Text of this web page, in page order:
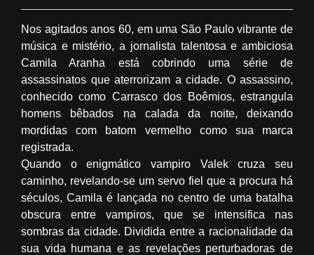
Nos agitados anos 60, em uma São Paulo vibrante de
música e mistério, a jornalista talentosa e ambiciosa
Camila Aranha está cobrindo uma série de
assassinatos que aterrorizam a cidade. O assassino,
conhecido como Carrasco dos Boêmios, estrangula
homens bêbados na calada da noite, deixando
mordidas com batom vermelho como sua marca
registrada.
Quando o enigmático vampiro Valek cruza seu
caminho, revelando-se um servo fiel que a procura há
séculos, Camila é lançada no centro de uma batalha
obscura entre vampiros, que se intensifica nas
sombras da cidade. Dividida entre a racionalidade da
sua vida humana e as revelações perturbadoras de